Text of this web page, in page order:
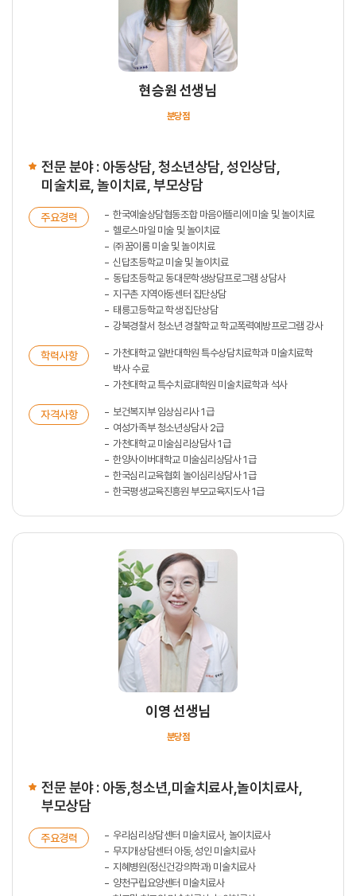
현승원 선생님
분당점
전문 분야 : 아동상담, 청소년상담, 성인상담,
미술치료, 놀이치료, 부모상담
주요경력
한국예술상담협동조합 마음아뜰리에 미술 및 놀이치료
헬로스마일 미술 및 놀이치료
㈜꿈이룸 미술 및 놀이치료
신답초등학교 미술 및 놀이치료
동답초등학교 동대문학생상담프로그램 상담사
지구촌 지역아동센터 집단상담
태릉고등학교 학생 집단상담
강북경찰서 청소년 경찰학교 학교폭력예방프로그램 강사
학력사항
가천대학교 일반대학원 특수상담치료학과 미술치료학
박사 수료
가천대학교 특수치료대학원 미술치료학과 석사
자격사항
보건복지부 임상심리사 1급
여성가족부 청소년상담사 2급
가천대학교 미술심리상담사 1급
한양사이버대학교 미술심리상담사 1급
한국심리교육협회 놀이심리상담사 1급
한국평생교육진흥원 부모교육지도사 1급
이영 선생님
분당점
전문 분야 : 아동,청소년,미술치료사,놀이치료사,
부모상담
주요경력
우리심리상담센터 미술치료사, 놀이치료사
무지개상담센터 아동, 성인 미술치료사
지혜병원(정신건강의학과) 미술치료사
양천구립요양센터 미술치료사